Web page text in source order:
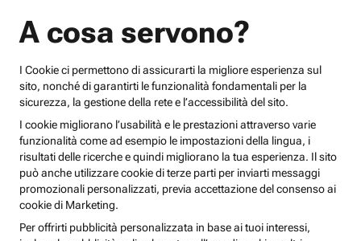
A cosa servono?
I Cookie ci permettono di assicurarti la migliore esperienza sul
sito, nonché di garantirti le funzionalità fondamentali per la
sicurezza, la gestione della rete e l’accessibilità del sito.
I cookie migliorano l’usabilità e le prestazioni attraverso varie
funzionalità come ad esempio le impostazioni della lingua, i
risultati delle ricerche e quindi migliorano la tua esperienza. Il sito
può anche utilizzare cookie di terze parti per inviarti messaggi
promozionali personalizzati, previa accettazione del consenso ai
cookie di Marketing.
Per offrirti pubblicità personalizzata in base ai tuoi interessi,